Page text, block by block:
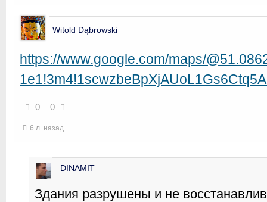
Witold Dąbrowski
https://www.google.com/maps/
0 0
6 л. назад
DINAMIT
Здания разрушены и не